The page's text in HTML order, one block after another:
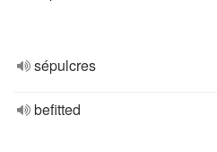
sépulcres
befitted